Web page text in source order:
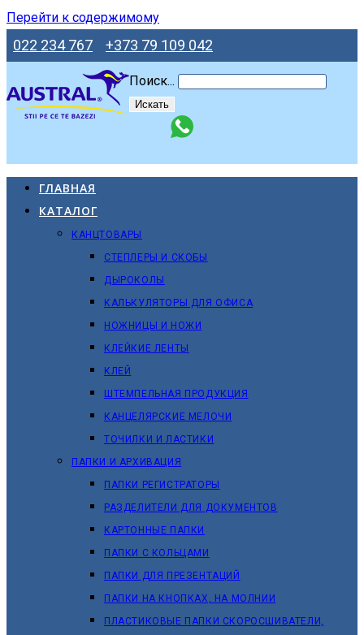
Перейти к содержимому
022 234 767 +373 79 109 042
Поиск...
Искать
ГЛАВНАЯ
КАТАЛОГ
КАНЦТОВАРЫ
СТЕПЛЕРЫ И СКОБЫ
ДЫРОКОЛЫ
КАЛЬКУЛЯТОРЫ ДЛЯ ОФИСА
НОЖНИЦЫ И НОЖИ
КЛЕЙКИЕ ЛЕНТЫ
КЛЕЙ
ШТЕМПЕЛЬНАЯ ПРОДУКЦИЯ
КАНЦЕЛЯРСКИЕ МЕЛОЧИ
ТОЧИЛКИ И ЛАСТИКИ
ПАПКИ И АРХИВАЦИЯ
ПАПКИ РЕГИСТРАТОРЫ
РАЗДЕЛИТЕЛИ ДЛЯ ДОКУМЕНТОВ
КАРТОННЫЕ ПАПКИ
ПАПКИ С КОЛЬЦАМИ
ПАПКИ ДЛЯ ПРЕЗЕНТАЦИЙ
ПАПКИ НА КНОПКАХ, НА МОЛНИИ
ПЛАСТИКОВЫЕ ПАПКИ СКОРОСШИВАТЕЛИ,